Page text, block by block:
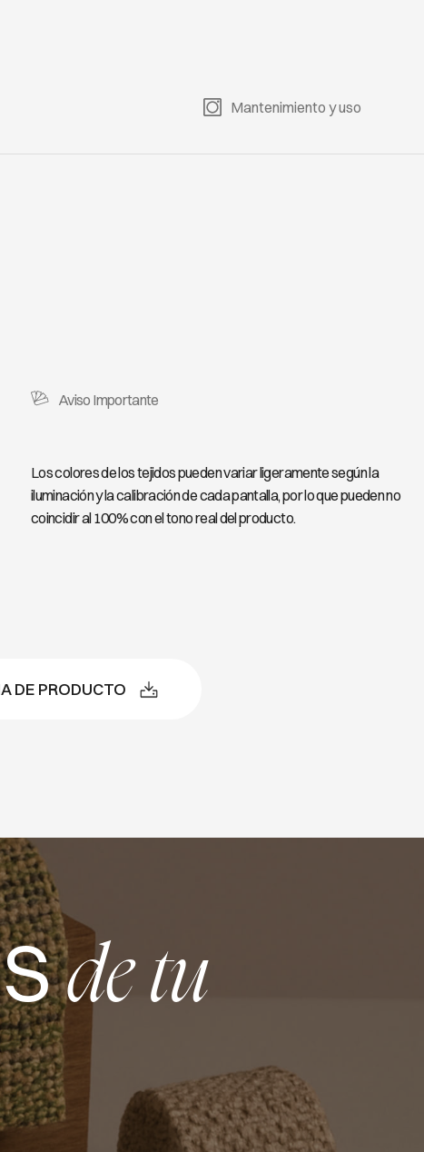
Mantenimiento y uso
Aviso Importante
Los colores de los tejidos pueden variar ligeramente según la
iluminación y la calibración de cada pantalla, por lo que pueden no
coincidir al 100% con el tono real del producto.
DE PRODUCTO
de tu